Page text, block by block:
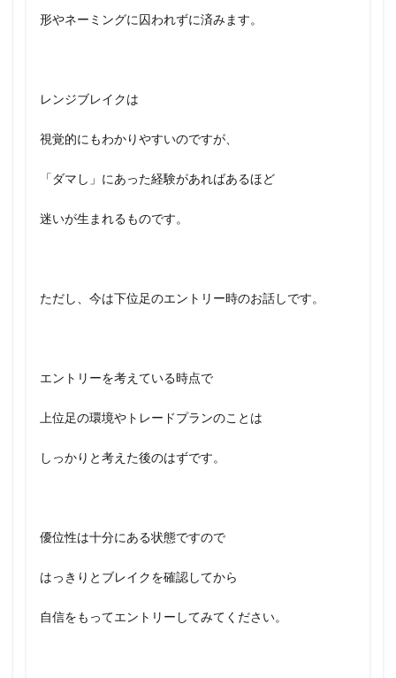
形やネーミングに囚われずに済みます。
レンジブレイクは
視覚的にもわかりやすいのですが、
「ダマし」にあった経験があればあるほど
迷いが生まれるものです。
ただし、今は下位足のエントリー時のお話しです。
エントリーを考えている時点で
上位足の環境やトレードプランのことは
しっかりと考えた後のはずです。
優位性は十分にある状態ですので
はっきりとブレイクを確認してから
自信をもってエントリーしてみてください。